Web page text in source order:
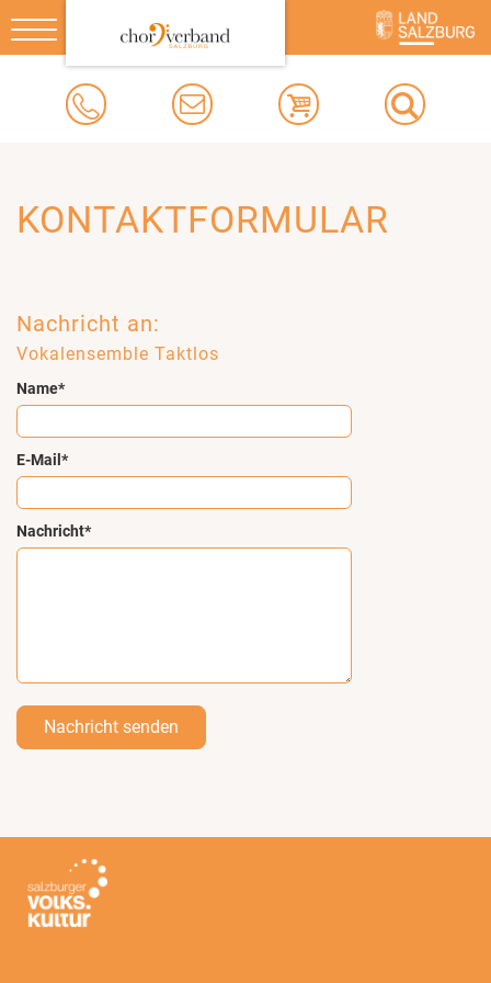
Toggle
navigation
KONTAKTFORMULAR
Nachricht an:
Vokalensemble Taktlos
Name*
E-Mail*
Nachricht*
Nachricht senden